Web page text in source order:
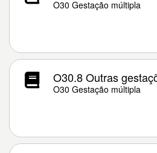
O30 Gestação múltipla
O30.8 Outras
O30 Gestação múltipla